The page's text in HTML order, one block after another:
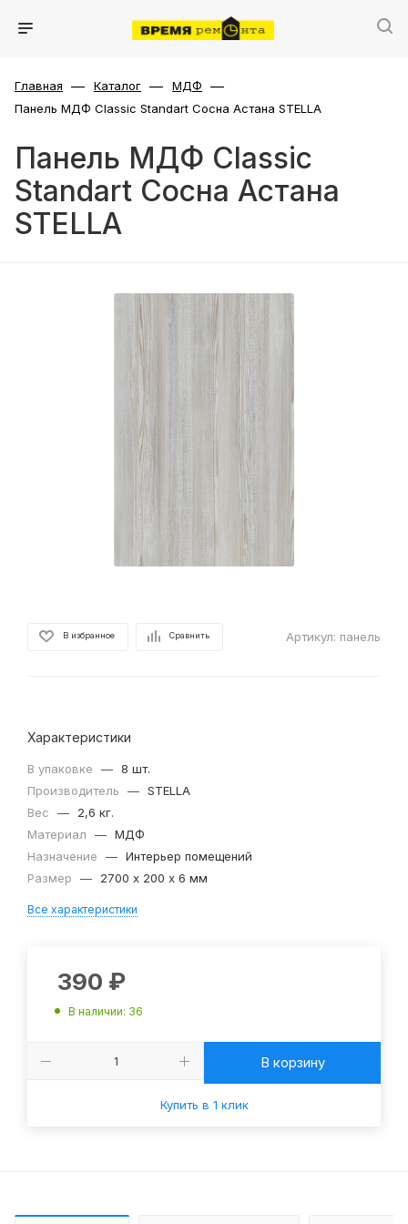
Главная — Каталог — МДФ —
Панель МДФ Classic Standart Сосна Астана STELLA
Панель МДФ Classic
Standart Сосна Астана
STELLA
В избранное Сравнить Артикул: панель
Характеристики
В упаковке — 8 шт.
Производитель
— STELLA
Вес
—
2,6 кг.
Материал
— МДФ
Назначение
— Интерьер помещений
Размер
— 2700 х 200 х 6 мм
Все характеристики
390 ₽
В наличии: 36
В корзину
Купить в 1 клик